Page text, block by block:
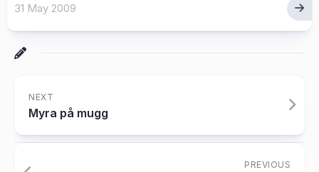
31 May 2009
NEXT
Myra på mugg
PREVIOUS